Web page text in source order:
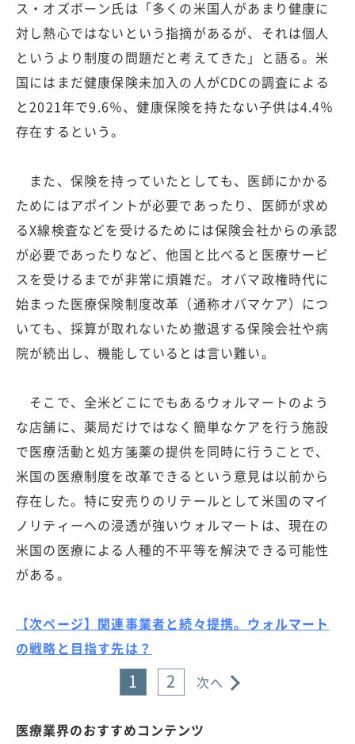
ス・オズボーン氏は「多くの米国人があまり健康に
対し熱心ではないという指摘があるが、それは個人
というより制度の問題だと考えてきた」と語る。米
国にはまだ健康保険未加入の人がCDCの調査による
と2021年で9.6％、健康保険を持たない子供は4.4％
存在するという。
また、保険を持っていたとしても、医師にかかる
ためにはアポイントが必要であったり、医師が求め
るX線検査などを受けるためには保険会社からの承認
が必要であったりなど、他国と比べると医療サービ
スを受けるまでが非常に煩雑だ。オバマ政権時代に
始まった医療保険制度改革（通称オバマケア）につ
いても、採算が取れないため撤退する保険会社や病
院が続出し、機能しているとは言い難い。
そこで、全米どこにでもあるウォルマートのよう
な店舗に、薬局だけではなく簡単なケアを行う施設
で医療活動と処方箋薬の提供を同時に行うことで、
米国の医療制度を改革できるという意見は以前から
存在した。特に安売りのリテールとして米国のマイ
ノリティーへの浸透が強いウォルマートは、現在の
米国の医療による人種的不平等を解決できる可能性
がある。
【次ページ】関連事業者と続々提携。ウォルマート
の戦略と目指す先は？
1 2 次へ
医療業界のおすすめコンテンツ